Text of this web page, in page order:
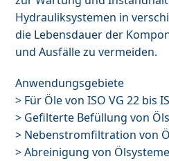
Hydrauliksystemen in
die Lebensdauer der
und Ausfälle zu vermeiden.
Anwendungsgebiete
> Für Öle von ISO VG 22 bis
> Gefilterte Befüllung von
> Nebenstromfiltration von
> Abreinigung von